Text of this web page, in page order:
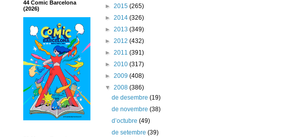
44 Comic Barcelona
(2026)
► 2015 (265)
► 2014 (326)
► 2013 (349)
► 2012 (432)
► 2011 (391)
► 2010 (317)
► 2009 (408)
▼ 2008 (386)
de desembre(19)
de novembre(38)
d’octubre(49)
de setembre(39)